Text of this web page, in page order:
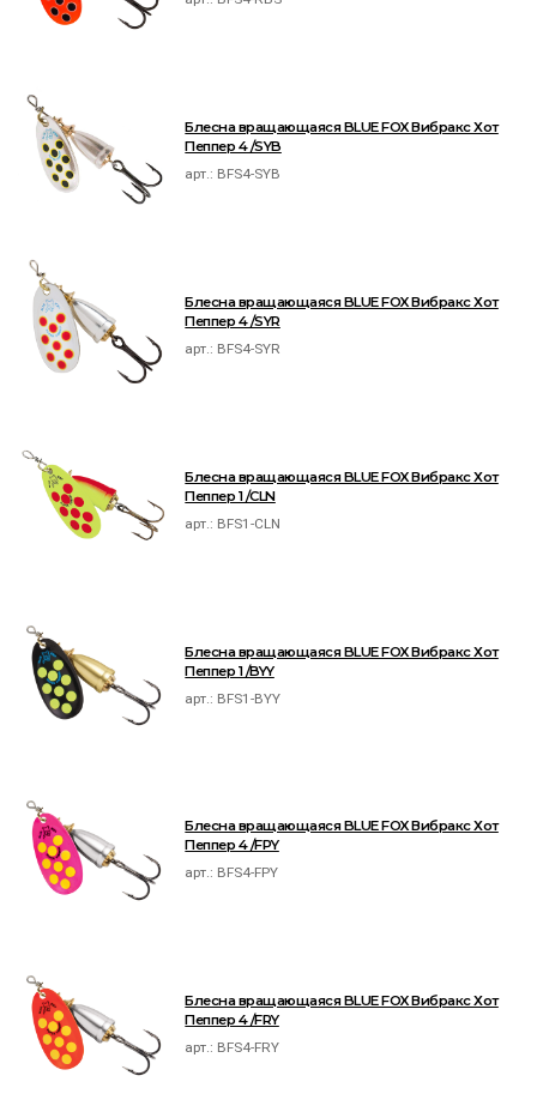
Блесна вращающаяся BLUE FOX Вибракс Хот
Пеппер 4 /SYB
арт.: BFS4-SYB
Блесна вращающаяся BLUE FOX Вибракс Хот
Пеппер 4 /SYR
арт.: BFS4-SYR
Блесна вращающаяся BLUE FOX Вибракс Хот
Пеппер 1 /CLN
арт.: BFS1-CLN
Блесна вращающаяся BLUE FOX Вибракс Хот
Пеппер 1 /BYY
арт.: BFS1-BYY
Блесна вращающаяся BLUE FOX Вибракс Хот
Пеппер 4 /FPY
арт.: BFS4-FPY
Блесна вращающаяся BLUE FOX Вибракс Хот
Пеппер 4 /FRY
арт.: BFS4-FRY